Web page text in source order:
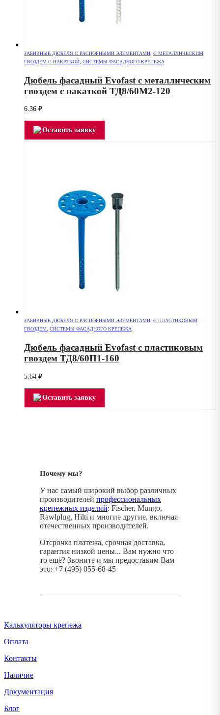
ЗАБИВНЫЕ ДЮБЕЛЯ С РАСПОРНЫМИ ЭЛЕМЕНТАМИ С МЕТАЛЛИЧЕСКИМ
ГВОЗДЕМ С НАКАТКОЙ СИСТЕМЫ ФАСАДНОГО КРЕПЕЖА
Дюбель фасадный Evofast с металлическим
гвоздем с накаткой ТД8/60М2-120
6.36 ₽
Оставить заявку
ЗАБИВНЫЕ ДЮБЕЛЯ С РАСПОРНЫМИ ЭЛЕМЕНТАМИ, С ПЛАСТИКОВЫМ
ГВОЗДЕМ, СИСТЕМЫ ФАСАДНОГО КРЕПЕЖА
Дюбель фасадный Evofast с пластиковым
гвоздем ТД8/60П1-160
5.64 ₽
Оставить заявку
Почему мы?
У нас самый широкий выбор различных
производителей профессиональных
крепежных изделий: Fischer, Mungo,
Rawlplug, Hilti и многие другие, включая
отечественных производителей.
Отсрочка платежа, срочная доставка,
гарантия низкой цены... Вам нужно что
то ещё? Звоните и мы предоставим Вам
это: +7 (495) 055-68-45
Калькуляторы крепежа
Оплата
Контакты
Наличие
Документация
Блог